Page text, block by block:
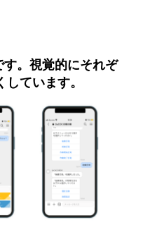
。視覚的にそれぞ
ています。